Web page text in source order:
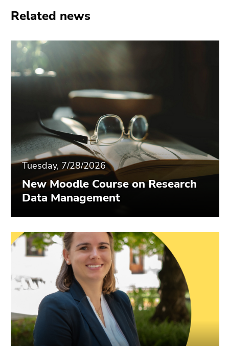
Related news
Tuesday, 7/28/2026
New Moodle Course on Research
Data Management